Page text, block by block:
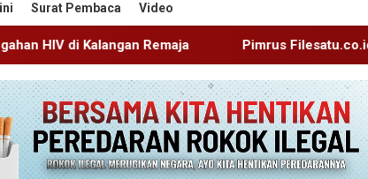
Surat Pembaca Video
Pimrus Filesatu.co.id Supono, S.H. Menuju